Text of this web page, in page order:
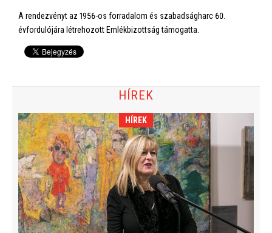
A rendezvényt az 1956-os forradalom és szabadságharc 60.
évfordulójára létrehozott Emlékbizottság támogatta.
HÍREK
HÍREK